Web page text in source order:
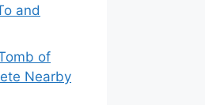
and
of
Nearby